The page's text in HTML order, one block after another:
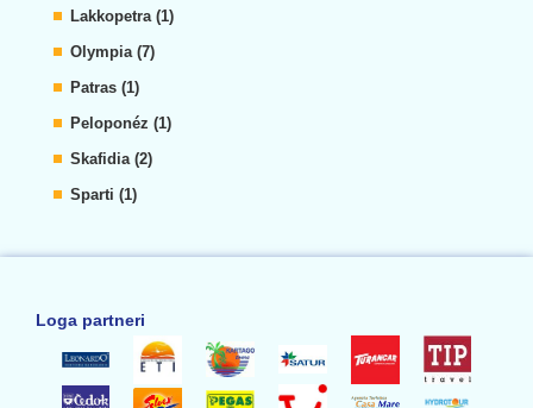
Lakkopetra (1)
Olympia (7)
Patras (1)
Peloponéz (1)
Skafidia (2)
Sparti (1)
Loga partneri